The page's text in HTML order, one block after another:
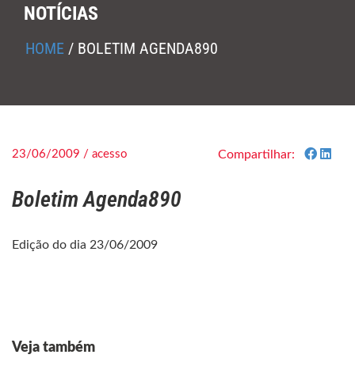
NOTÍCIAS
HOME / BOLETIM AGENDA890
23/06/2009 / acesso Compartilhar:
Boletim Agenda890
Edição do dia 23/06/2009
Veja também